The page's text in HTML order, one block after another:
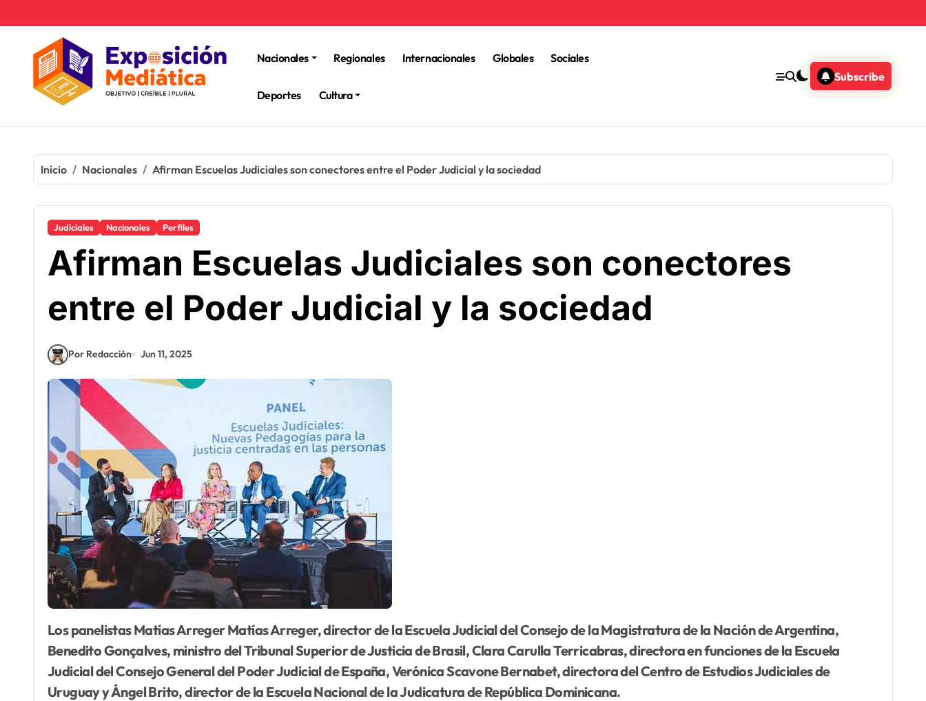
Nacionales
Regionales Internacionales Globales Sociales
Deportes Cultura
Subscribe
Inicio Nacionales Afirman Escuelas Judiciales son conectores entre el Poder Judicial y la sociedad
Judiciales Nacionales Perfiles
Afirman Escuelas Judiciales son conectores
entre el Poder Judicial y la sociedad
Por Redacción Jun 11, 2025
Lospanelistas Matías Arreger Matías Arreger, director de la Escuela Judicial del Consejo de la Magistratura de la Nación de Argentina,
Benedito Gonçalves, ministro del Tribunal Superior de Justicia de Brasil, Clara Carulla Terricabras, directora en funciones de la Escuela
Judicial del Consejo General del Poder Judicial de España, Verónica Scavone Bernabet, directora del Centro de Estudios Judiciales de
Uruguay y Ángel Brito, director de la Escuela Nacional delaJudicatura de República Dominicana.